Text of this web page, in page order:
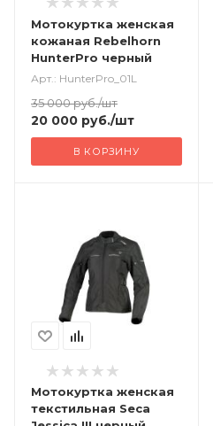
Мотокуртка женская
кожаная Rebelhorn
HunterPro черный
Арт.: HunterPro_01L
35 000руб./шт
20 000 руб./шт
В КОРЗИНУ
Мотокуртка женская
текстильная Seca